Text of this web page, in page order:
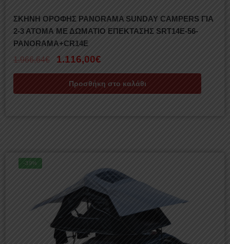
ΣΚΗΝΗ ΟΡΟΦΗΣ PANORAMA SUNDAY CAMPERS ΓΙΑ
2-3 ΑΤΟΜΑ ΜΕ ΔΩΜΑΤΙΟ ΕΠΕΚΤΑΣΗΣ SRT14E-56-
PANORAMA+CR14E
1.966,64€ 1.116,00€
Προσθήκη στο καλάθι
-39%